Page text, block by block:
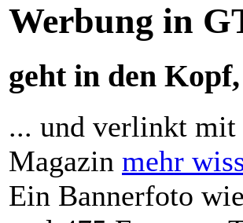
Werbung in
geht in den
... und verlinkt mit
Magazin mehr
Ein Bannerfoto